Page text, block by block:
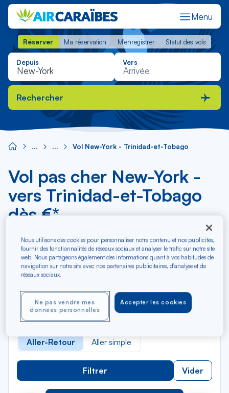
Menu
Réserver Ma réservation M'enregistrer Statut des vols
Réserver Ma réservation M'enregistrer Statut des vols
Depuis Vers
Rechercher
Vol New-York - Trinidad-et-Tobago
Vol pas cher New-York -
vers Trinidad-et-Tobago
dès €*
Depuis
New-York
Vers
Pour aller vers
Aller-Retour Aller simple
Filtrer Vider
Nous utilisons des cookies pour personnaliser notre contenu et nos publicités,
fournir des fonctionnalités de réseaux sociaux et analyser le trafic sur notre site
web. Nous partageons également des informations quant à vos habitudes de
navigation sur notre site avec nos partenaires publicitaires, d'analyse et de
réseaux sociaux.
Accepter les cookies
Ne pas vendre mes
données personnelles